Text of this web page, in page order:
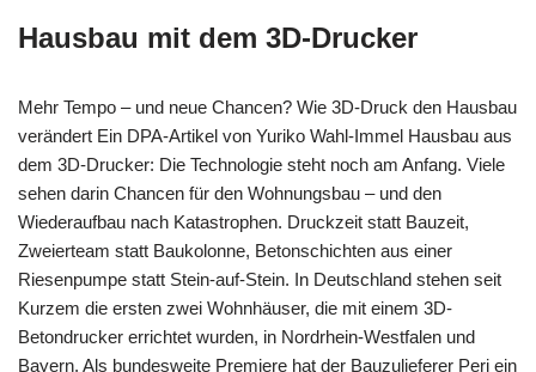
Hausbau mit dem 3D-Drucker
Mehr Tempo – und neue Chancen? Wie 3D-Druck den Hausbau
verändert Ein DPA-Artikel von Yuriko Wahl-Immel Hausbau aus
dem 3D-Drucker: Die Technologie steht noch am Anfang. Viele
sehen darin Chancen für den Wohnungsbau – und den
Wiederaufbau nach Katastrophen. Druckzeit statt Bauzeit,
Zweierteam statt Baukolonne, Betonschichten aus einer
Riesenpumpe statt Stein-auf-Stein. In Deutschland stehen seit
Kurzem die ersten zwei Wohnhäuser, die mit einem 3D-
Betondrucker errichtet wurden, in Nordrhein-Westfalen und
Bayern. Als bundesweite Premiere hat der Bauzulieferer Peri ein